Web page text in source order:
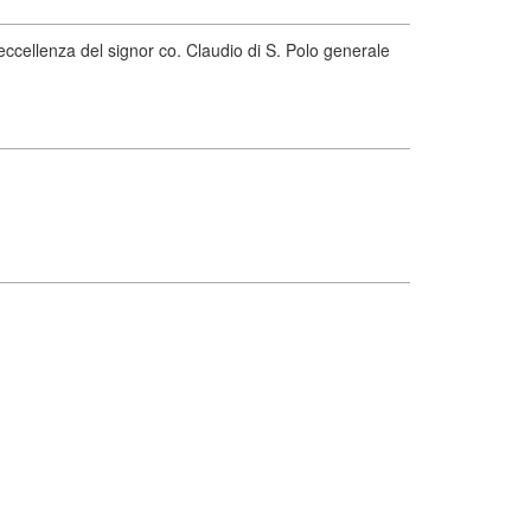
del signor co. Claudio di S. Polo generale